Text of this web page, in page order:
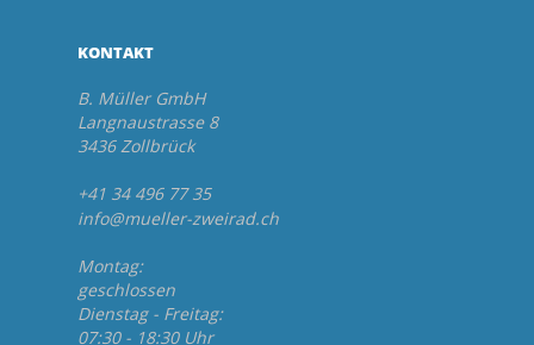
KONTAKT
B. Müller GmbH
Langnaustrasse 8
3436 Zollbrück
+41 34 496 77 35
info@mueller-zweirad.ch
Montag:
geschlossen
Dienstag - Freitag:
07:30 - 18:30 Uhr